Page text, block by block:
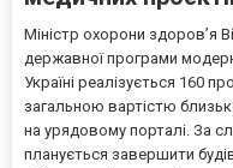
Міністр охорони здоров’я
державної програми
Україні реалізується 160
загальною вартістю
на урядовому порталі. За
планується завершити